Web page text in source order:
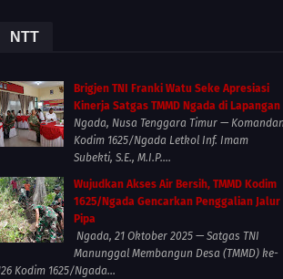
NTT
Brigjen TNI Franki Watu Seke Apresiasi
Kinerja Satgas TMMD Ngada di Lapangan
Ngada, Nusa Tenggara Timur —
Kodim 1625/Ngada Letkol Inf. Imam
Subekti, S.E., M.I.P....
Wujudkan Akses Air Bersih, TMMD Kodim
1625/Ngada Gencarkan Penggalian Jalur
Pipa
Ngada, 21 Oktober 2025 — Satgas TNI
Manunggal Membangun Desa (TMMD) ke-
Kodim 1625/Ngada...